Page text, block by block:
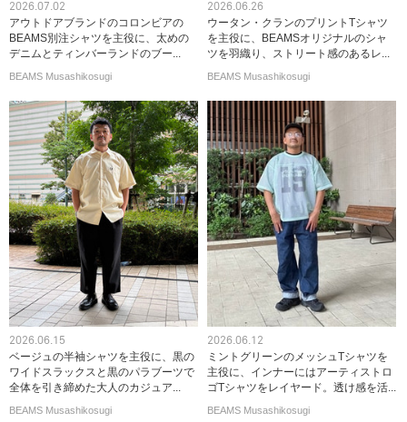
2026.07.02
アウトドアブランドのコロンビアの
BEAMS別注シャツを主役に、太めの
デニムとティンバーランドのブー...
BEAMS Musashikosugi
2026.06.26
ウータン・クランのプリントTシャツ
を主役に、BEAMSオリジナルのシャ
ツを羽織り、ストリート感のあるレ...
BEAMS Musashikosugi
2026.06.15
ベージュの半袖シャツを主役に、黒の
ワイドスラックスと黒のパラブーツで
全体を引き締めた大人のカジュア...
BEAMS Musashikosugi
2026.06.12
ミントグリーンのメッシュTシャツを
主役に、インナーにはアーティストロ
ゴTシャツをレイヤード。透け感を活...
BEAMS Musashikosugi